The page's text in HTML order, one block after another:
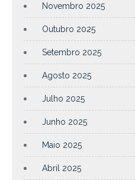
Novembro 2025
Outubro 2025
Setembro 2025
Agosto 2025
Julho 2025
Junho 2025
Maio 2025
Abril 2025